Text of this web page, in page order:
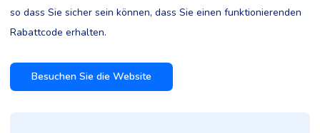
so dass Sie sicher sein können, dass Sie einen funktionierenden
Rabattcode erhalten.
Besuchen Sie die Website